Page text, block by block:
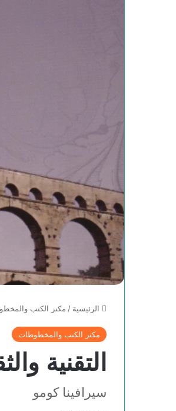
الرئيسية / مكنز الكتب
مكنز الكتب والمخطوطات
التقنية
سيرافينا كومو